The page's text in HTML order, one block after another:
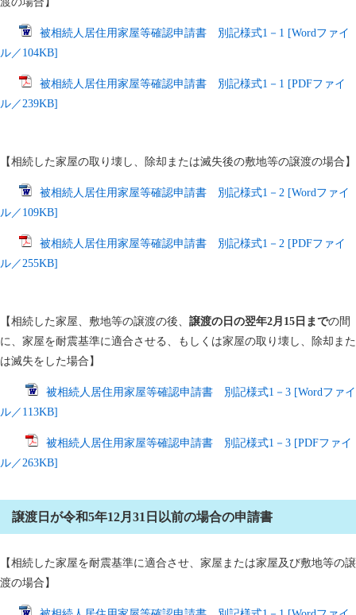
被相続人居住用家屋等確認申請書 別記様式1－1 [Wordファイ
ル／104KB]
被相続人居住用家屋等確認申請書 別記様式1－1 [PDFファイ
ル／239KB]
【相続した家屋の取り壊し、除却または滅失後の敷地等の譲渡の場合】
被相続人居住用家屋等確認申請書 別記様式1－2 [Wordファイ
ル／109KB]
被相続人居住用家屋等確認申請書 別記様式1－2 [PDFファイ
ル／255KB]
【相続した家屋、敷地等の譲渡の後、 譲渡の日の翌年2月15日までの間
に、家屋を耐震基準に適合させる、もしくは家屋の取り壊し、除却また
は滅失をした場合】
被相続人居住用家屋等確認申請書 別記様式1－3 [Wordファイ
ル／113KB]
被相続人居住用家屋等確認申請書 別記様式1－3 [PDFファイ
ル／263KB]
譲渡日が令和5年12月31日以前の場合の申請書
【相続した家屋を耐震基準に適合させ、家屋または家屋及び敷地等の譲
渡の場合】